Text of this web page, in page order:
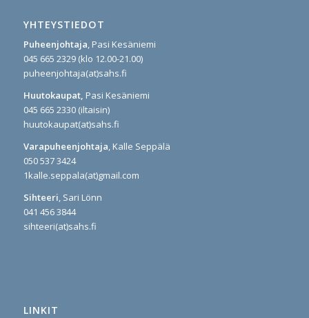
YHTEYSTIEDOT
Puheenjohtaja, Pasi Kesäniemi
045 665 2329 (klo 12.00-21.00)
puheenjohtaja(at)sahs.fi
Huutokaupat, Pasi Kesäniemi
045 665 2330 (iltaisin)
huutokaupat(at)sahs.fi
Varapuheenjohtaja, Kalle Seppälä
050 537 3424
1kalle.seppala(at)gmail.com
Sihteeri, Sari Lönn
041 456 3844
sihteeri(at)sahs.fi
LINKIT